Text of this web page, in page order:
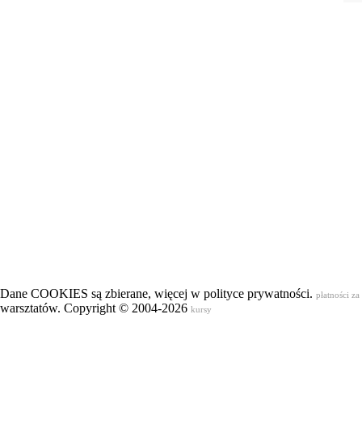
Dane COOKIES są zbierane, więcej w polityce prywatności. płatności
warsztatów. Copyright © 2004-2026 kursy